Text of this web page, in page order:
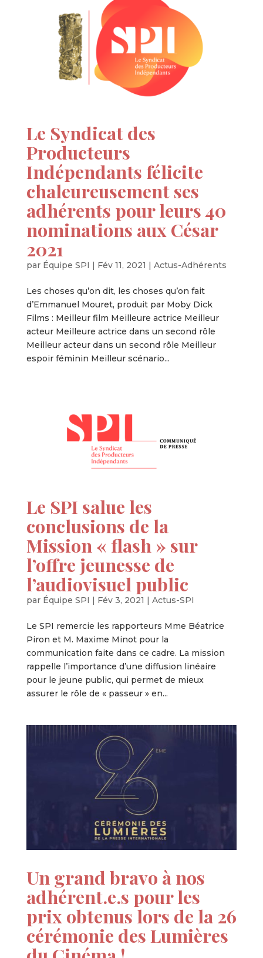
Le Syndicat des
Producteurs
Indépendants félicite
chaleureusement ses
adhérents pour leurs 40
nominations aux César
2021
par Équipe SPI | Fév 11, 2021 | Actus-Adhérents
Les choses qu’on dit, les choses qu’on fait
d’Emmanuel Mouret, produit par Moby Dick
Films : Meilleur film Meilleure actrice Meilleur
acteur Meilleure actrice dans un second rôle
Meilleur acteur dans un second rôle Meilleur
espoir féminin Meilleur scénario...
Le SPI salue les
conclusions de la
Mission « flash » sur
l’offre jeunesse de
l’audiovisuel public
par Équipe SPI Fév 3, 2021 Actus-SPI
Le SPI remercie les rapporteurs Mme Béatrice
Piron et M. Maxime Minot pour la
communication faite dans ce cadre. La mission
rappelle l’importance d’une diffusion linéaire
pour le jeune public, qui permet de mieux
assurer le rôle de « passeur » en...
Un grand bravo à nos
adhérent.e.s pour les
prix obtenus lors de la 26
cérémonie des Lumières